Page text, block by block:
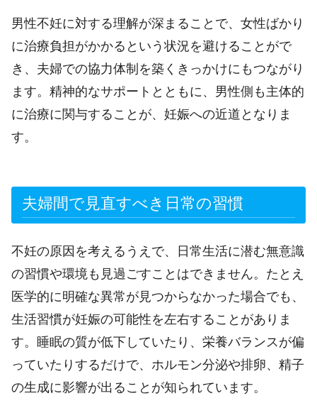
男性不妊に対する理解が深まることで、女性ばかり
に治療負担がかかるという状況を避けることがで
き、夫婦での協力体制を築くきっかけにもつながり
ます。精神的なサポートとともに、男性側も主体的
に治療に関与することが、妊娠への近道となりま
す。
夫婦間で見直すべき日常の習慣
不妊の原因を考えるうえで、日常生活に潜む無意識
の習慣や環境も見過ごすことはできません。たとえ
医学的に明確な異常が見つからなかった場合でも、
生活習慣が妊娠の可能性を左右することがありま
す。睡眠の質が低下していたり、栄養バランスが偏
っていたりするだけで、ホルモン分泌や排卵、精子
の生成に影響が出ることが知られています。